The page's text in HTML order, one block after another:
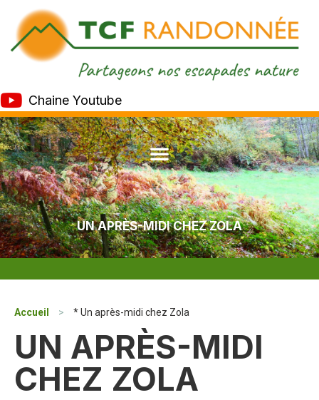
Chaine Youtube
UN APRÈS-MIDI CHEZ ZOLA
Accueil > * Un après-midi chez Zola
UN APRÈS-MIDI
CHEZ ZOLA